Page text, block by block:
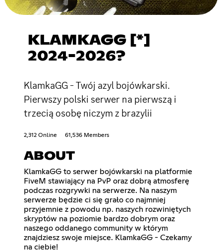
KLAMKAGG [*]
2024-2026?
KlamkaGG - Twój azyl bojówkarski.
Pierwszy polski serwer na pierwszą i
trzecią osobę niczym z brazylii
2,312 Online 61,536 Members
ABOUT
KlamkaGG to serwer bojówkarski na platformie
FiveM stawiający na PvP oraz dobrą atmosferę
podczas rozgrywki na serwerze. Na naszym
serwerze będzie ci się grało co najmniej
przyjemnie z powodu np. naszych rozwiniętych
skryptów na poziomie bardzo dobrym oraz
naszego oddanego community w którym
znajdziesz swoje miejsce. KlamkaGG - Czekamy
na ciebie!